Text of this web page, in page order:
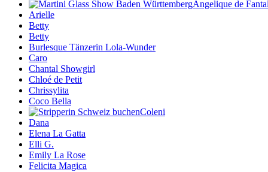
Angelique de
Arielle
Betty
Betty
Burlesque Tänzerin Lola-Wunder
Caro
Chantal Showgirl
Chloé de Petit
Chrissylita
Coco Bella
Coleni
Dana
Elena La Gatta
Elli G.
Emily La Rose
Felicita Magica